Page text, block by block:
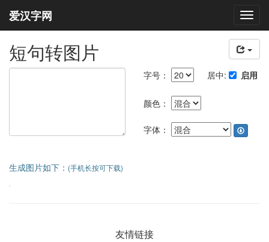
爱汉字网
短句转图片
字号： 居中: 启用
颜色：
字体：
生成图片如下： (手机长按可下载)
友情链接